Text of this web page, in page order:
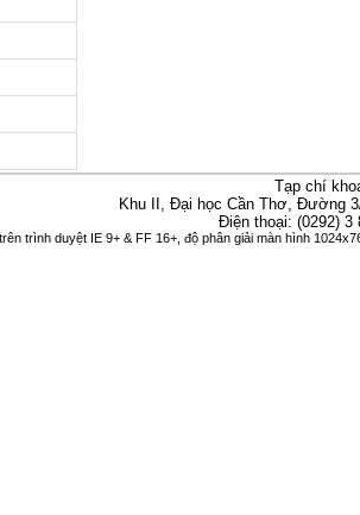
Tạp chí
Khu II, Đại học Cần Thơ, Đường
Điện thoại: (0292)
trình duyệt IE 9+ & FF 16+, độ phân giải màn hình